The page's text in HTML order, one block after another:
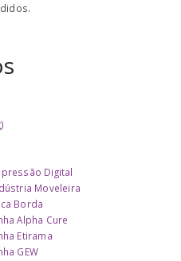
Digital
Moveleira
Borda
Alpha Cure
Etirama
GEW